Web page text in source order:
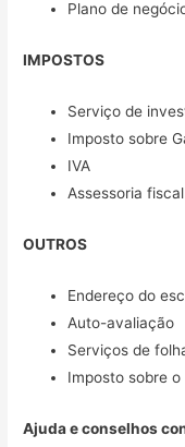
Plano de
IMPOSTOS
Serviço de
Imposto sobre
IVA
Assessoria fiscal
OUTROS
Endereço do
Auto-avaliação
Serviços de
Imposto sobre
Ajuda e conselhos